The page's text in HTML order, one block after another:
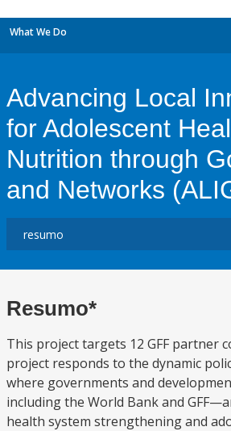
What We Do
Advancing Local
for Adolescent
Nutrition through
and Networks
Resumo*
This project targets 12 GFF partner
project responds to the dynamic
where governments and
including the World Bank and
health system strengthening and